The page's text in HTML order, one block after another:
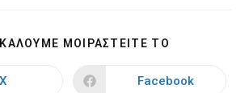
ΜΟΙΡΑΣΤΕΙΤΕ ΤΟ
CONTENT
X
Opens
Facebook